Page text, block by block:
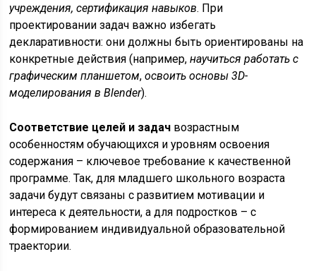
учреждения, сертификация навыков. При
проектировании задач важно избегать
декларативности: они должны быть ориентированы на
конкретные действия (например,научиться работать с
графическим планшетом,освоить основы 3D-
моделирования в Blender).
Соответствие целей и задач возрастным
особенностям обучающихся и уровням освоения
содержания – ключевое требование к качественной
программе. Так, для младшего школьного возраста
задачи будут связаны с развитием мотивации и
интереса к деятельности, а для подростков – с
формированием индивидуальной образовательной
траектории.